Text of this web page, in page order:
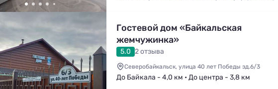
Гостевой дом «Байкальская
жемчужинка»
5.0 2 отзыва
Северобайкальск, улица 40 лет Победы зд.6/3
До Байкала - 4,0 км • До центра - 3,8 км